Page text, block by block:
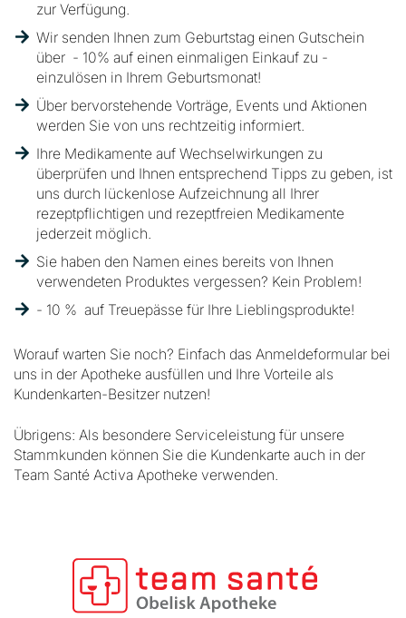
zur Verfügung.
Wir senden Ihnen zum Geburtstag einen Gutschein
über - 10% auf einen einmaligen Einkauf zu -
einzulösen in Ihrem Geburtsmonat!
Über bervorstehende Vorträge, Events und Aktionen
werden Sie von uns rechtzeitig informiert.
Ihre Medikamente auf Wechselwirkungen zu
überprüfen und Ihnen entsprechend Tipps zu geben, ist
uns durch lückenlose Aufzeichnung all Ihrer
rezeptpflichtigen und rezeptfreien Medikamente
jederzeit möglich.
Sie haben den Namen eines bereits von Ihnen
verwendeten Produktes vergessen? Kein Problem!
- 10 % auf Treuepässe für Ihre Lieblingsprodukte!
Worauf warten Sie noch? Einfach das Anmeldeformular bei
uns in der Apotheke ausfüllen und Ihre Vorteile als
Kundenkarten-Besitzer nutzen!
Übrigens: Als besondere Serviceleistung für unsere
Stammkunden können Sie die Kundenkarte auch in der
Team Santé Activa Apotheke verwenden.